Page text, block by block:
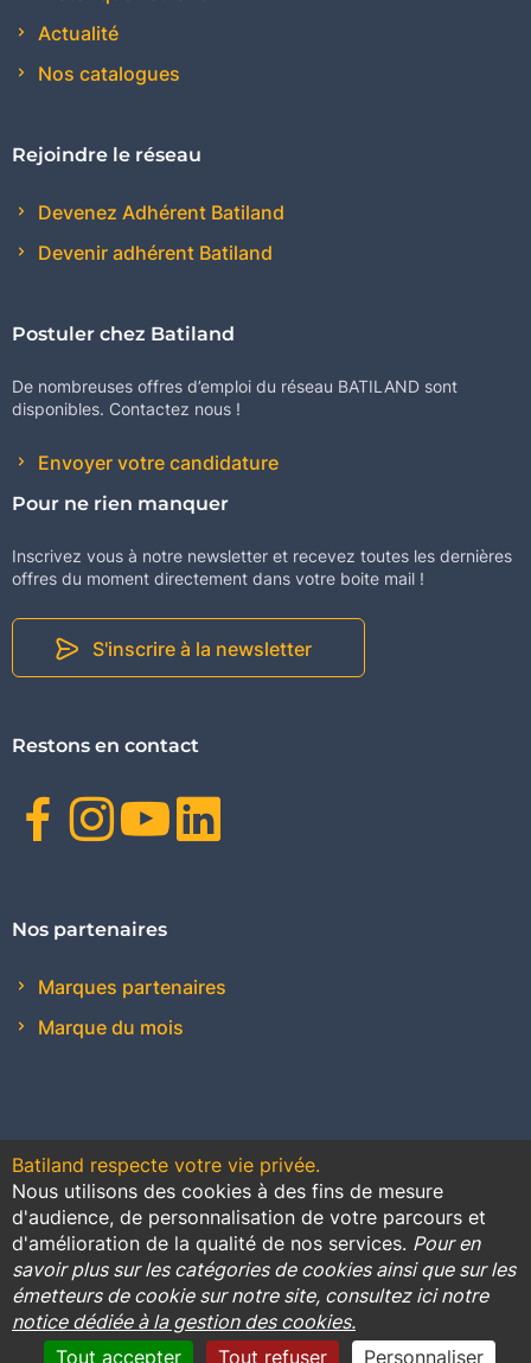
Actualité
Nos catalogues
Rejoindre le réseau
Devenez Adhérent Batiland
Devenir adhérent Batiland
Postuler chez Batiland
De nombreuses offres d’emploi du réseau BATILAND sont
disponibles. Contactez nous !
Envoyer votre candidature
Pour ne rien manquer
Inscrivez vous à notre newsletter et recevez toutes les dernières
offres du moment directement dans votre boite mail !
S'inscrire à la newsletter
Restons en contact
Facebook
Instagram
Youtube
Nos partenaires
Marques partenaires
Marque du mois
Contact Conditions générales de vente
Promotions
Règlement général sur la protection des données
Cookies Mentions légales
Batiland respecte votre vie privée.
Nous utilisons des cookies à des fins de mesure
d'audience, de personnalisation de votre parcours et
d'amélioration de la qualité de nos services. Pour en
savoir plus sur les catégories de cookies ainsi que sur les
émetteurs de cookie sur notre site, consultez ici notre
notice dédiée à la gestion des cookies.
Tout accepter
Tout refuser Personnaliser